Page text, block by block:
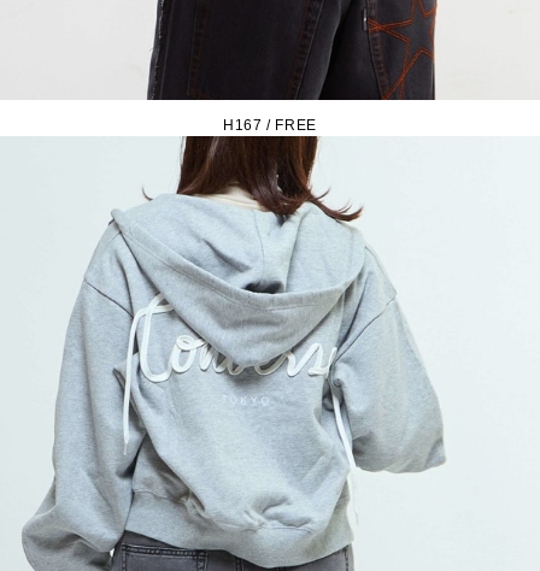
H167 / FREE